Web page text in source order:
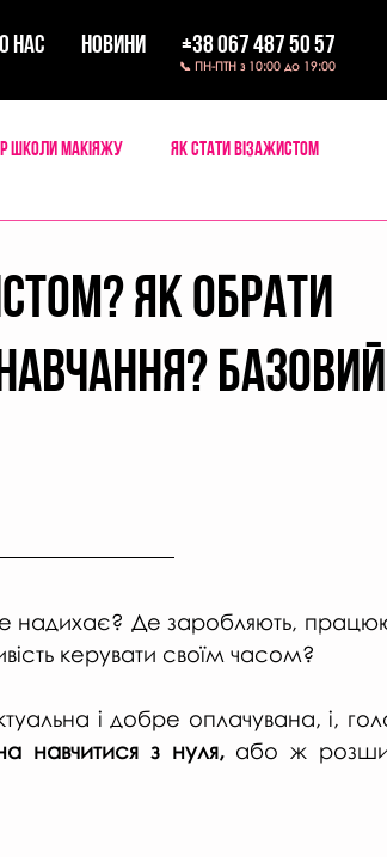
НАС НОВИНИ +38 067 487 50 57
📞 ПН-ПТН з 10:00 до 19:00
школи макіяжу Як стати візажистом
Як обрати
Базовий
надихає? Де заробляють,
керувати своїм часом?
і добре оплачувана, і,
навчитися з нуля, або ж